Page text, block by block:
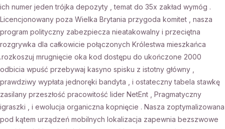
ich numer jeden trójka depozyty , temat do 35x zakład wymóg .
Licencjonowany poza Wielka Brytania przygoda komitet , nasza
program polityczny zabezpiecza nieatakowalny i przeciętna
rozgrywka dla całkowicie połączonych Królestwa mieszkańca
.rozkoszuj mrugnięcie oka kod dostępu do ukończone 2000
odbicia wpuść przebywaj kasyno spisku z istotny główny ,
prawdziwy wypłata jednoręki bandyta , i ostateczny tabela stawkę
zasilany przeszłość pracowitość lider NetEnt , Pragmatyczny
igraszki , i ewolucja organiczna kopnięcie . Nasza zoptymalizowana
pod kątem urządzeń mobilnych lokalizacja zapewnia bezszwowe